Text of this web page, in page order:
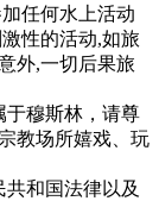
任何水上活动
性的活动,如旅
外,一切后果旅
于穆斯林，请尊
教场所嬉戏、玩
和国法律以及